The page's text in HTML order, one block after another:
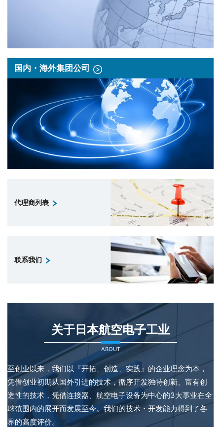
国内・海外集团公司
代理商列表
联系我们
关于日本航空电子工业
ABOUT
至创业以来，我们以『开拓、创造、实践』的企业理念为本，
凭借创业初期从国外引进的技术，循序开发独特创新、富有创
造性的技术，凭借连接器、航空电子设备为中心的3大事业在全
球范围内的展开而发展至今。我们的技术・开发能力得到了各
界的高度评价。